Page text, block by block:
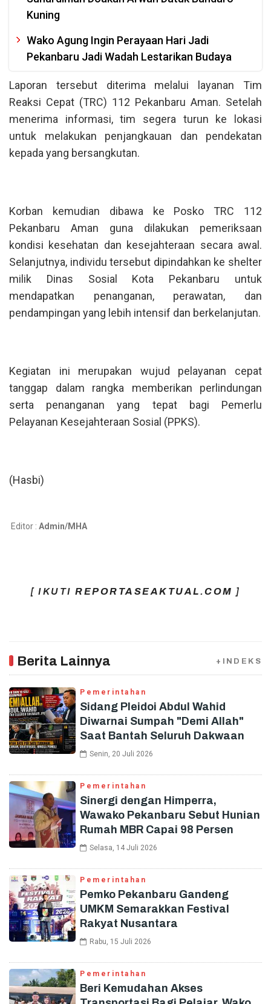
Kuning
Wako Agung Ingin Perayaan Hari Jadi
Pekanbaru Jadi Wadah Lestarikan Budaya
Laporan tersebut diterima melalui layanan Tim
Reaksi Cepat (TRC) 112 Pekanbaru Aman. Setelah
menerima informasi, tim segera turun ke lokasi
untuk melakukan penjangkauan dan pendekatan
kepada yang bersangkutan.
Korban kemudian dibawa ke Posko TRC 112
Pekanbaru Aman guna dilakukan pemeriksaan
kondisi kesehatan dan kesejahteraan secara awal.
Selanjutnya, individu tersebut dipindahkan ke shelter
milik Dinas Sosial Kota Pekanbaru untuk
mendapatkan penanganan, perawatan, dan
pendampingan yang lebih intensif dan berkelanjutan.
Kegiatan ini merupakan wujud pelayanan cepat
tanggap dalam rangka memberikan perlindungan
serta penanganan yang tepat bagi Pemerlu
Pelayanan Kesejahteraan Sosial (PPKS).
(Hasbi)
Editor : Admin/MHA
[ IKUTIREPORTASEAKTUAL.COM ]
Berita Lainnya +INDEKS
Pemerintahan
Sidang Pleidoi Abdul Wahid
Diwarnai Sumpah "Demi Allah"
Saat Bantah Seluruh Dakwaan
Senin, 20 Juli 2026
Pemerintahan
Sinergi dengan Himperra,
Wawako Pekanbaru Sebut Hunian
Rumah MBR Capai 98 Persen
Selasa, 14 Juli 2026
Pemerintahan
Pemko Pekanbaru Gandeng
UMKM Semarakkan Festival
Rakyat Nusantara
Rabu, 15 Juli 2026
Pemerintahan
Beri Kemudahan Akses